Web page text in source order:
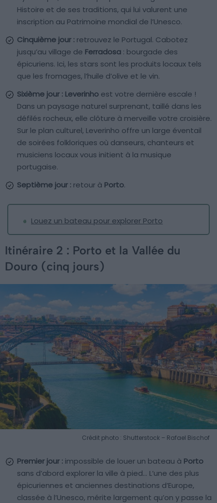
Histoire et de ses traditions, qui lui valurent une
inscription au Patrimoine mondial de l’Unesco.
Cinquième jour : retrouvez le Portugal. Cabotez
jusqu’au village de Ferradosa : bourgade des
épicuriens. Ici, les stars sont les produits locaux tels
que les fromages, l’huile d’olive et le vin.
Sixième jour : Leverinho est votre dernière escale !
Dans un paysage naturel surprenant, taillé dans les
défilés rocheux, elle clôture à merveille votre croisière.
Sur le plan culturel, Leverinho offre un large éventail
de soirées folkloriques où danseurs, chanteurs et
musiciens locaux vous initient à la musique
portugaise.
Septième jour : retour à Porto.
Louez un bateau pour explorer Porto
Itinéraire 2 : Porto et la Vallée du
Douro (cinq jours)
Crédit photo : Shutterstock – Rafael Bischof
Premier jour : impossible de louer un bateau à Porto
sans d’abord explorer la ville à pied… L’une des plus
épicuriennes et anciennes destinations d’Europe,
classée à l’Unesco, mérite largement qu’on y passe la